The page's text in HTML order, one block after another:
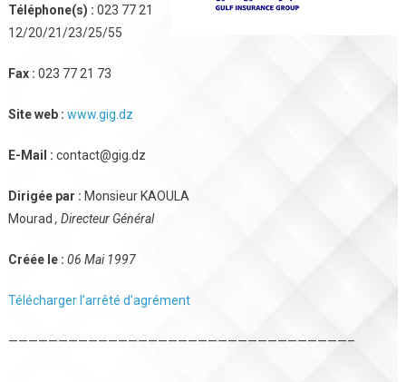
Téléphone(s) : 023 77 21
12/20/21/23/25/55
Fax : 023 77 21 73
Site web : www.gig.dz
E-Mail : contact@gig.dz
Dirigée par : Monsieur KAOULA
Mourad , Directeur Général
Créée le : 06 Mai 1997
Télécharger l’arrêté d’agrément
——————————————————————————————————–